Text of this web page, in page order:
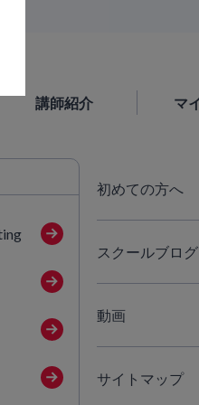
講師紹介 マ
初めての方へ
スクールブログ
動画
サイトマップ